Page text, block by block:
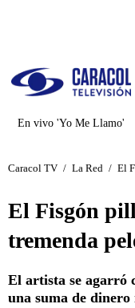
En vivo 'Yo Me Llamo'
Caracol TV / La Red / El
El Fisgón
tremenda
El artista se agarró
una suma de dinero